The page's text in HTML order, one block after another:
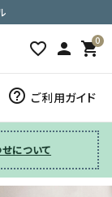
favorite_border person 0
shopping_cart
help_outline ご利用ガイド
について